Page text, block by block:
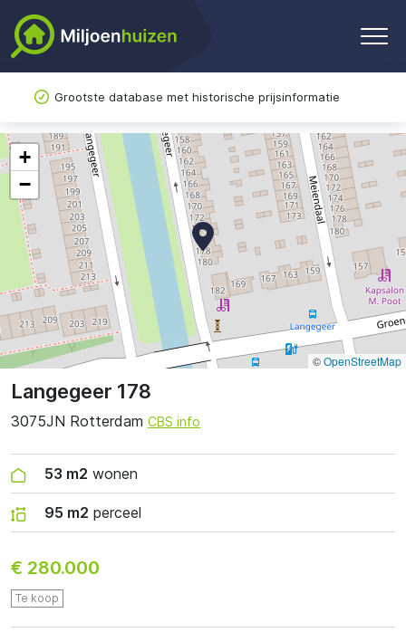
Grootste database met historische prijsinformatie
Langegeer 178
3075JN Rotterdam CBS info
53 m2 wonen
95 m2 perceel
€ 280.000
Te koop
+
−
©OpenStreetMap